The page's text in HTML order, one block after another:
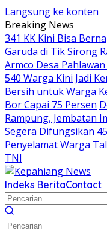
Langsung ke konten
Breaking News
341 KK Kini Bisa
Garuda di Tik Sirong
Armco Desa
540 Warga Kini Jadi
Bersih untuk Warga
Bor Capai 75 Persen
Rampung, Jembatan
Segera Difungsikan
Penyelamat Warga
TNI
Indeks BeritaContact